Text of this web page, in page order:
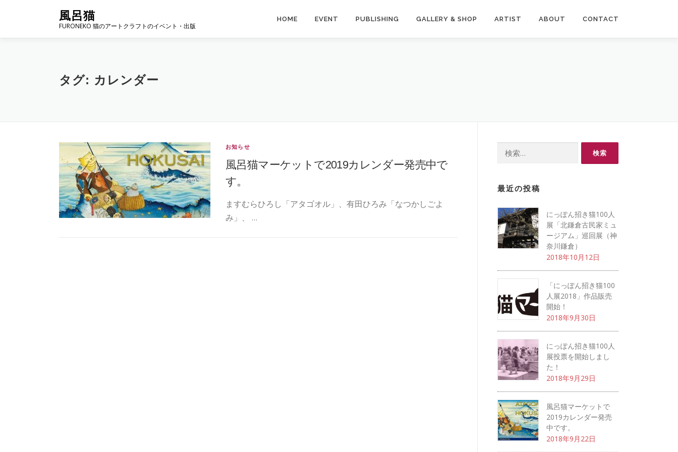
風呂猫
FURONEKO 猫のアートクラフトのイベント・出版
HOME EVENT PUBLISHING GALLERY & SHOP ARTIST ABOUT CONTACT
タグ: カレンダー
お知らせ
風呂猫マーケットで2019カレンダー発売中で
す。
ますむらひろし「アタゴオル」、有田ひろみ「なつかしごよ
み」、 …
検索:
最近の投稿
にっぽん招き猫100人
展「北鎌倉古民家ミュ
ージアム」巡回展（神
奈川鎌倉）
2018年10月12日
「にっぽん招き猫100
人展2018」作品販売
開始！
2018年9月30日
にっぽん招き猫100人
展投票を開始しまし
た！
2018年9月29日
風呂猫マーケットで
2019カレンダー発売
中です。
2018年9月22日